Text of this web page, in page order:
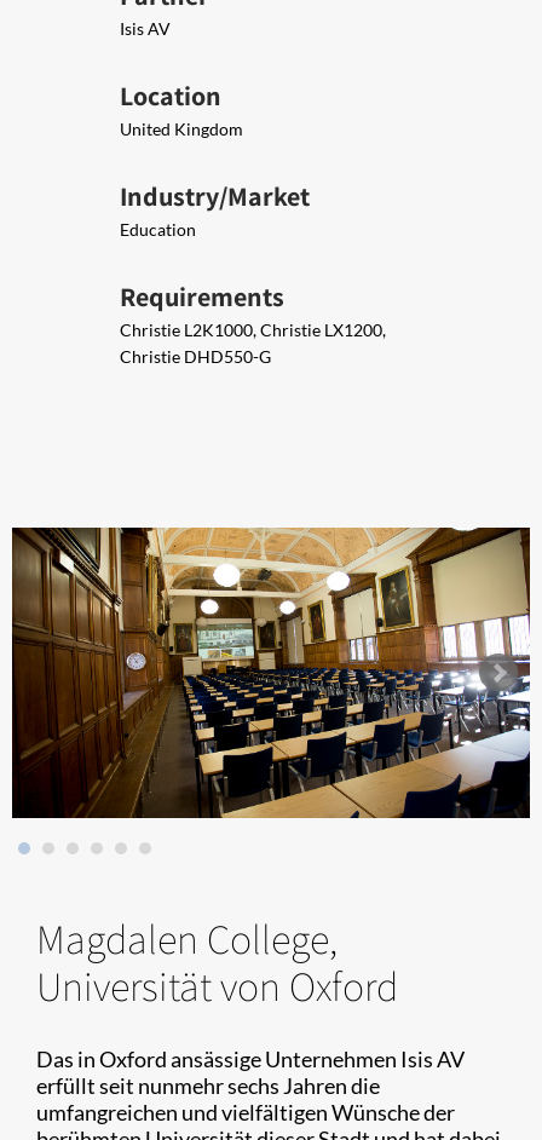
Isis AV
Location
United Kingdom
Industry/Market
Education
Requirements
Christie L2K1000, Christie LX1200,
Christie DHD550-G
Magdalen College,
Universität von Oxford
Das in Oxford ansässige Unternehmen Isis AV
erfüllt seit nunmehr sechs Jahren die
umfangreichen und vielfältigen Wünsche der